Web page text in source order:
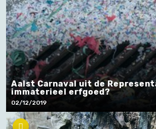
Aalst Carnaval uit de
immaterieel erfgoed?
02/12/2019